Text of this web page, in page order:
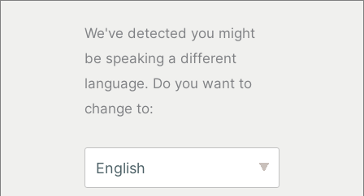
We've detected you might
be speaking a different
language. Do you want to
change to:
English